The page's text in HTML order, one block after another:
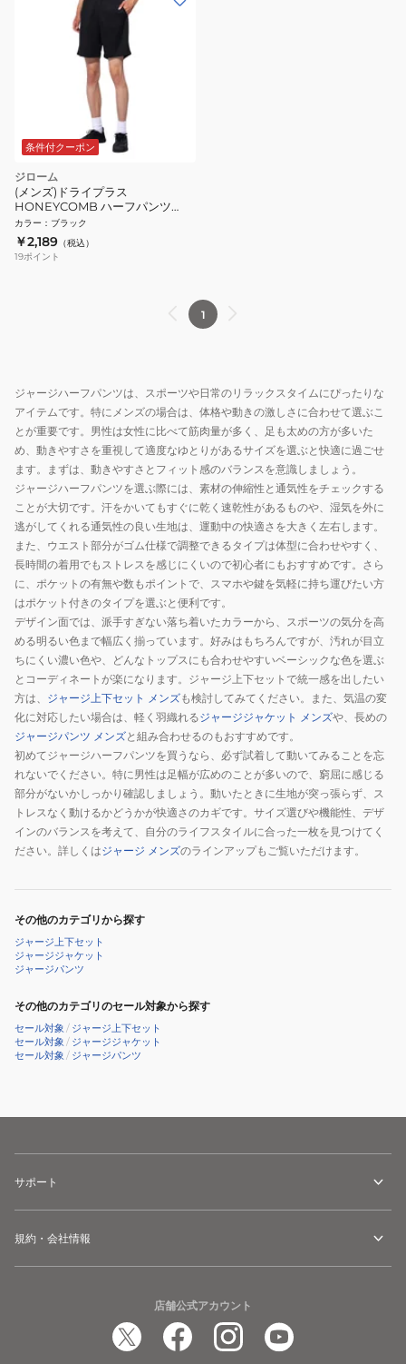
条件付クーポン
ジローム
(メンズ)ドライプラス
HONEYCOMB ハーフパンツ
WU4S0084-TR851-GRCD BLK
カラー ： ブラック
￥2,189 （税込）
19ポイント
1
ジャージハーフパンツは、スポーツや日常のリラックスタイムにぴったりな
アイテムです。特にメンズの場合は、体格や動きの激しさに合わせて選ぶこ
とが重要です。男性は女性に比べて筋肉量が多く、足も太めの方が多いた
め、動きやすさを重視して適度なゆとりがあるサイズを選ぶと快適に過ごせ
ます。まずは、動きやすさとフィット感のバランスを意識しましょう。
ジャージハーフパンツを選ぶ際には、素材の伸縮性と通気性をチェックする
ことが大切です。汗をかいてもすぐに乾く速乾性があるものや、湿気を外に
逃がしてくれる通気性の良い生地は、運動中の快適さを大きく左右します。
また、ウエスト部分がゴム仕様で調整できるタイプは体型に合わせやすく、
長時間の着用でもストレスを感じにくいので初心者にもおすすめです。さら
に、ポケットの有無や数もポイントで、スマホや鍵を気軽に持ち運びたい方
はポケット付きのタイプを選ぶと便利です。
デザイン面では、派手すぎない落ち着いたカラーから、スポーツの気分を高
める明るい色まで幅広く揃っています。好みはもちろんですが、汚れが目立
ちにくい濃い色や、どんなトップスにも合わせやすいベーシックな色を選ぶ
とコーディネートが楽になります。ジャージ上下セットで統一感を出したい
方は、 ジャージ上下セット メンズも検討してみてください。また、気温の変
化に対応したい場合は、軽く羽織れるジャージジャケット メンズや、長めの
ジャージパンツ メンズと組み合わせるのもおすすめです。
初めてジャージハーフパンツを買うなら、必ず試着して動いてみることを忘
れないでください。特に男性は足幅が広めのことが多いので、窮屈に感じる
部分がないかしっかり確認しましょう。動いたときに生地が突っ張らず、ス
トレスなく動けるかどうかが快適さのカギです。サイズ選びや機能性、デザ
インのバランスを考えて、自分のライフスタイルに合った一枚を見つけてく
ださい。詳しくはジャージ メンズのラインアップもご覧いただけます。
その他のカテゴリから探す
ジャージ上下セット
ジャージジャケット
ジャージパンツ
その他のカテゴリのセール対象から探す
セール対象 / ジャージ上下セット
セール対象 / ジャージジャケット
セール対象 / ジャージパンツ
サポート
規約・会社情報
店舗公式アカウント